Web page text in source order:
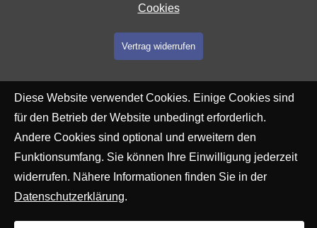
Cookies
Vertrag widerrufen
Diese Website verwendet Cookies. Einige Cookies sind
für den Betrieb der Website unbedingt erforderlich.
Andere Cookies sind optional und erweitern den
Funktionsumfang. Sie können Ihre Einwilligung jederzeit
widerrufen. Nähere Informationen finden Sie in der
Datenschutzerklärung.